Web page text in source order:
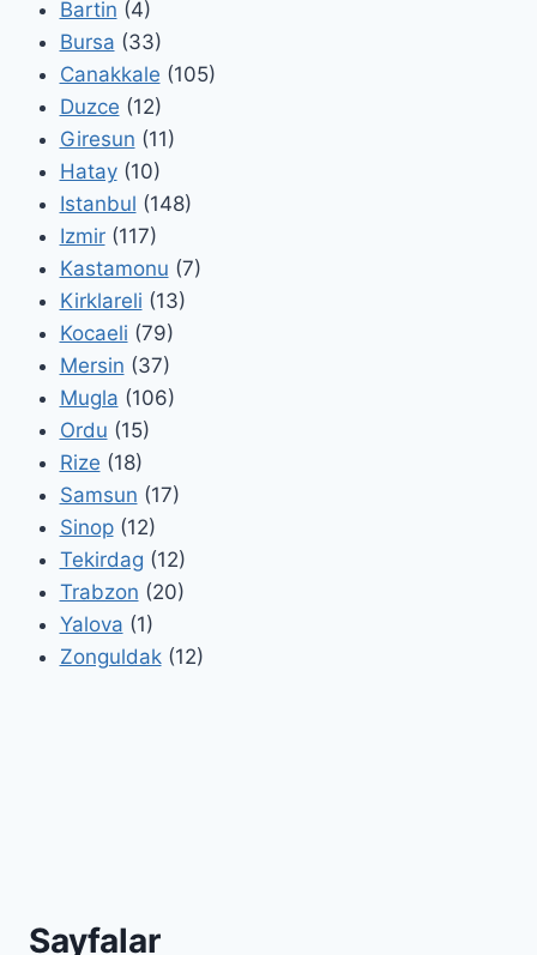
Bartin (4)
Bursa (33)
Canakkale (105)
Duzce (12)
Giresun (11)
Hatay(10)
Istanbul (148)
Izmir(117)
Kastamonu (7)
Kirklareli (13)
Kocaeli (79)
Mersin (37)
Mugla (106)
Ordu (15)
Rize (18)
Samsun (17)
Sinop(12)
Tekirdag (12)
Trabzon (20)
Yalova (1)
Zonguldak(12)
Sayfalar